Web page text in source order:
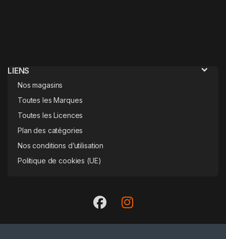
LIENS
Nos magasins
Toutes les Marques
Toutes les Licences
Plan des catégories
Nos conditions d’utilisation
Politique de cookies (UE)